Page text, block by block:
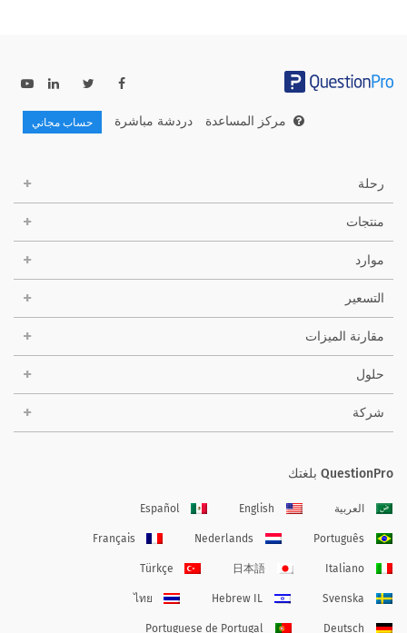
مركز المساعدة دردشة مباشرة حساب مجاني
رحلة
منتجات
موارد
التسعير
مقارنة الميزات
حلول
شركة
QuestionPro بلغتك
العربية English
Español
Português
Nederlands
Français
Italiano
日本語
Türkçe
Svenska
Hebrew IL
ไทย
Deutsch
Portuguese de Portugal